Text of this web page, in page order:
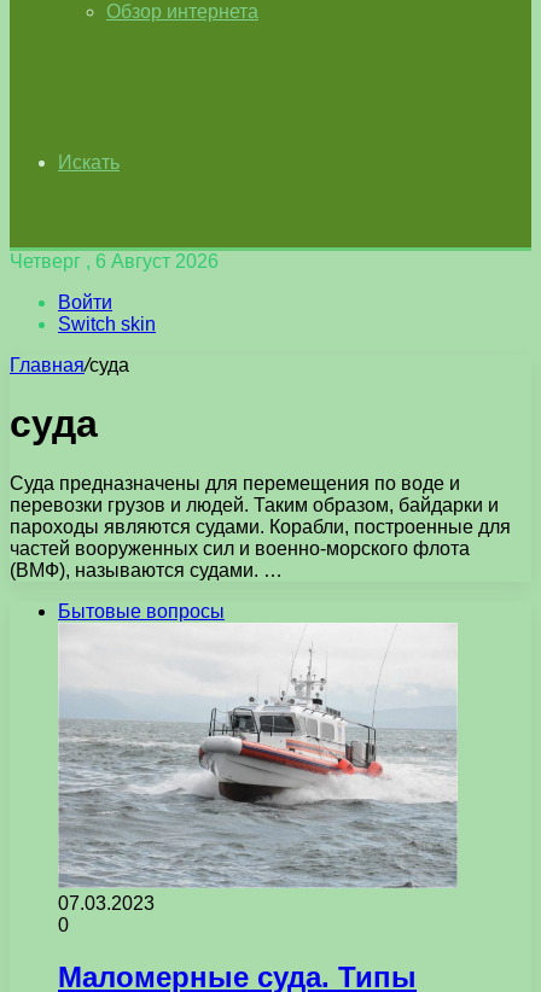
Обзор интернета
Искать
Четверг , 6 Август 2026
Войти
Switch skin
Главная/суда
суда
Суда предназначены для перемещения по воде и
перевозки грузов и людей. Таким образом, байдарки и
пароходы являются судами. Корабли, построенные для
частей вооруженных сил и военно-морского флота
(ВМФ), называются судами. …
Бытовые вопросы
07.03.2023
0
Маломерные суда. Типы